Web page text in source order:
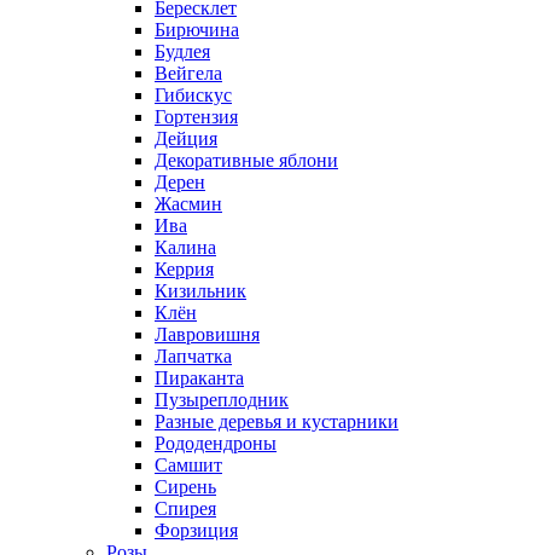
Бересклет
Бирючина
Будлея
Вейгела
Гибискус
Гортензия
Дейция
Декоративные яблони
Дерен
Жасмин
Ива
Калина
Керрия
Кизильник
Клён
Лавровишня
Лапчатка
Пираканта
Пузыреплодник
Разные деревья и кустарники
Рододендроны
Самшит
Сирень
Спирея
Форзиция